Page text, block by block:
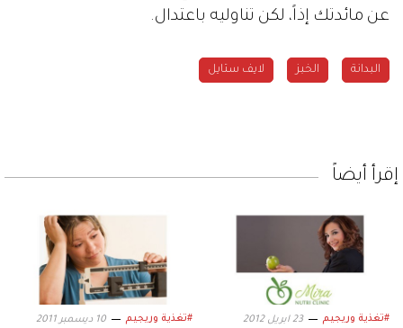
عن مائدتك إذاً، لكن تناوليه باعتدال.
البدانة الخبز لايف ستايل
إقرأ أيضاً
#تغذية وريجيم 23 ابريل 2012 #تغذية وريجيم 10 ديسمبر 2011